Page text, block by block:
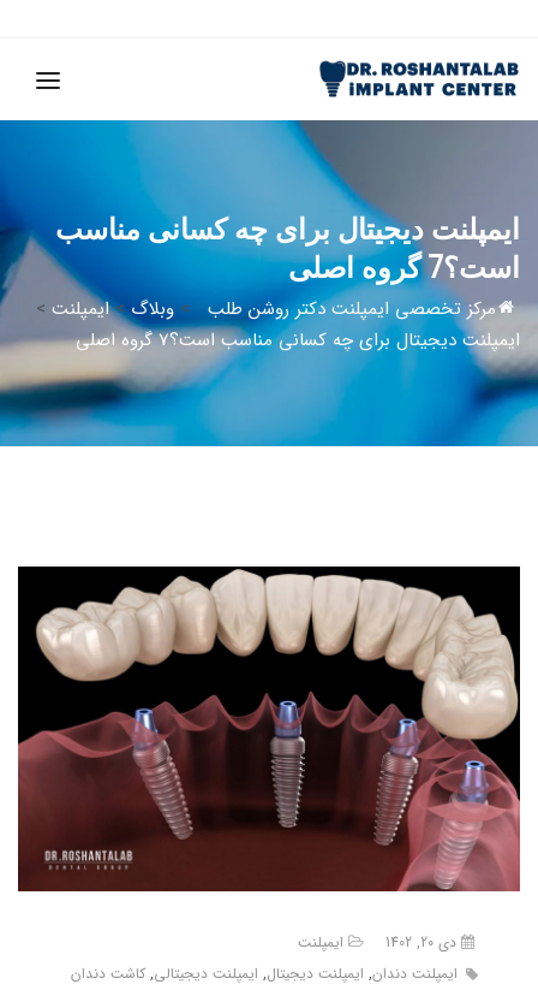
ایمپلنت دیجیتال برای چه کسانی مناسب
است؟7 گروه اصلی
مرکز تخصصی ایمپلنت دکتر روشن طلب >وبلاگ>ایمپلنت >
ایمپلنت دیجیتال برای چه کسانی مناسب است؟7 گروه اصلی
دی 20, 1402
ایمپلنت
ایمپلنت دندان, ایمپلنت دیجیتال, ایمپلنت دیجیتالی, کاشت دندان